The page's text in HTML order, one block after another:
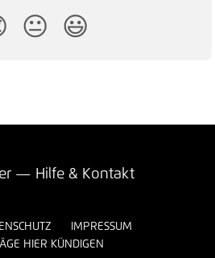
😐 😃
— Hilfe & Kontakt
IMPRESSUM
HIER KÜNDIGEN